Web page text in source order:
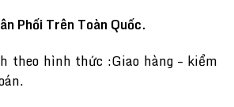
Phối Trên Toàn Quốc.
theo hình thức :Giao hàng – kiểm